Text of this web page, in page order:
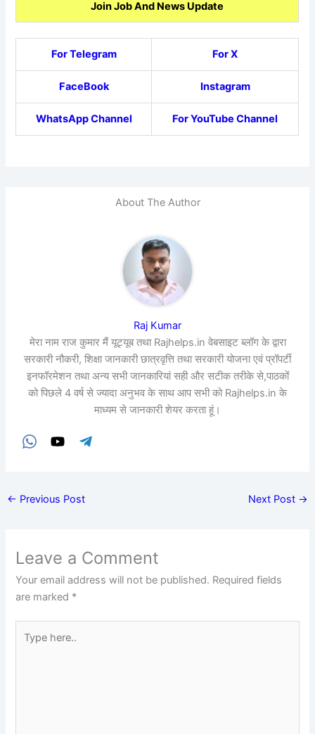
Join Job And News Update
For Telegram For X
FaceBook Instagram
WhatsApp Channel For YouTube Channel
About The Author
Raj Kumar
मेरा नाम राज कुमार मैं यूट्यूब तथा Rajhelps.in वेबसाइट ब्लॉग के द्वारा
सरकारी नौकरी, शिक्षा जानकारी छात्रवृत्ति तथा सरकारी योजना एवं प्रॉपर्टी
इनफॉरमेशन तथा अन्य सभी जानकारियां सही और सटीक तरीके से,पाठकों
को पिछले 4 वर्ष से ज्यादा अनुभव के साथ आप सभी को Rajhelps.in के
माध्यम से जानकारी शेयर करता हूं।
← Previous Post Next Post →
Leave a Comment
Your email address will not be published. Required fields
are marked *
here..